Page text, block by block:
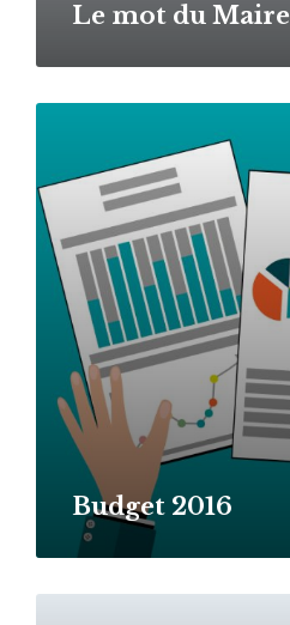
Le mot du Maire
Budget 2016
Read
Read